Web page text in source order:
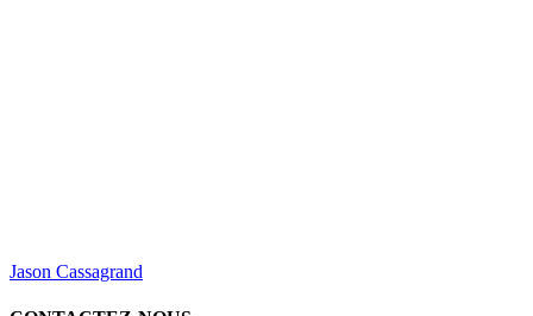
Jason Cassagrand